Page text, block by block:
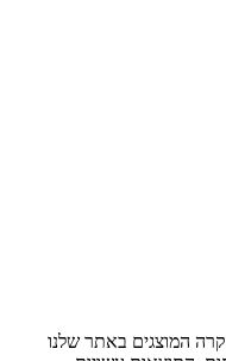
המוצגים באתר שלנו